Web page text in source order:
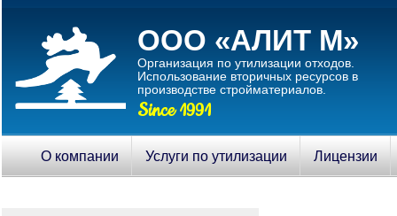
ООО «АЛИТ М»
Организация по утилизации отходов.
Использование вторичныx ресурсов в
производстве стройматериалов.
Since 1991
О компании Услуги по утилизации Лицензии